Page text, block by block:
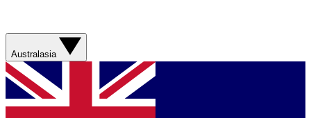
Australasia